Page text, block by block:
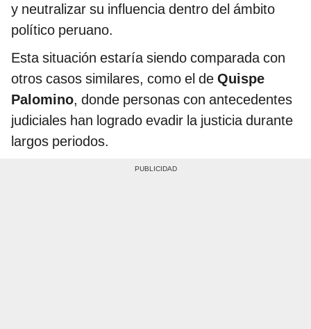
y neutralizar su influencia dentro del ámbito
político peruano.
Esta situación estaría siendo comparada con
otros casos similares, como el de Quispe
Palomino, donde personas con antecedentes
judiciales han logrado evadir la justicia durante
largos periodos.